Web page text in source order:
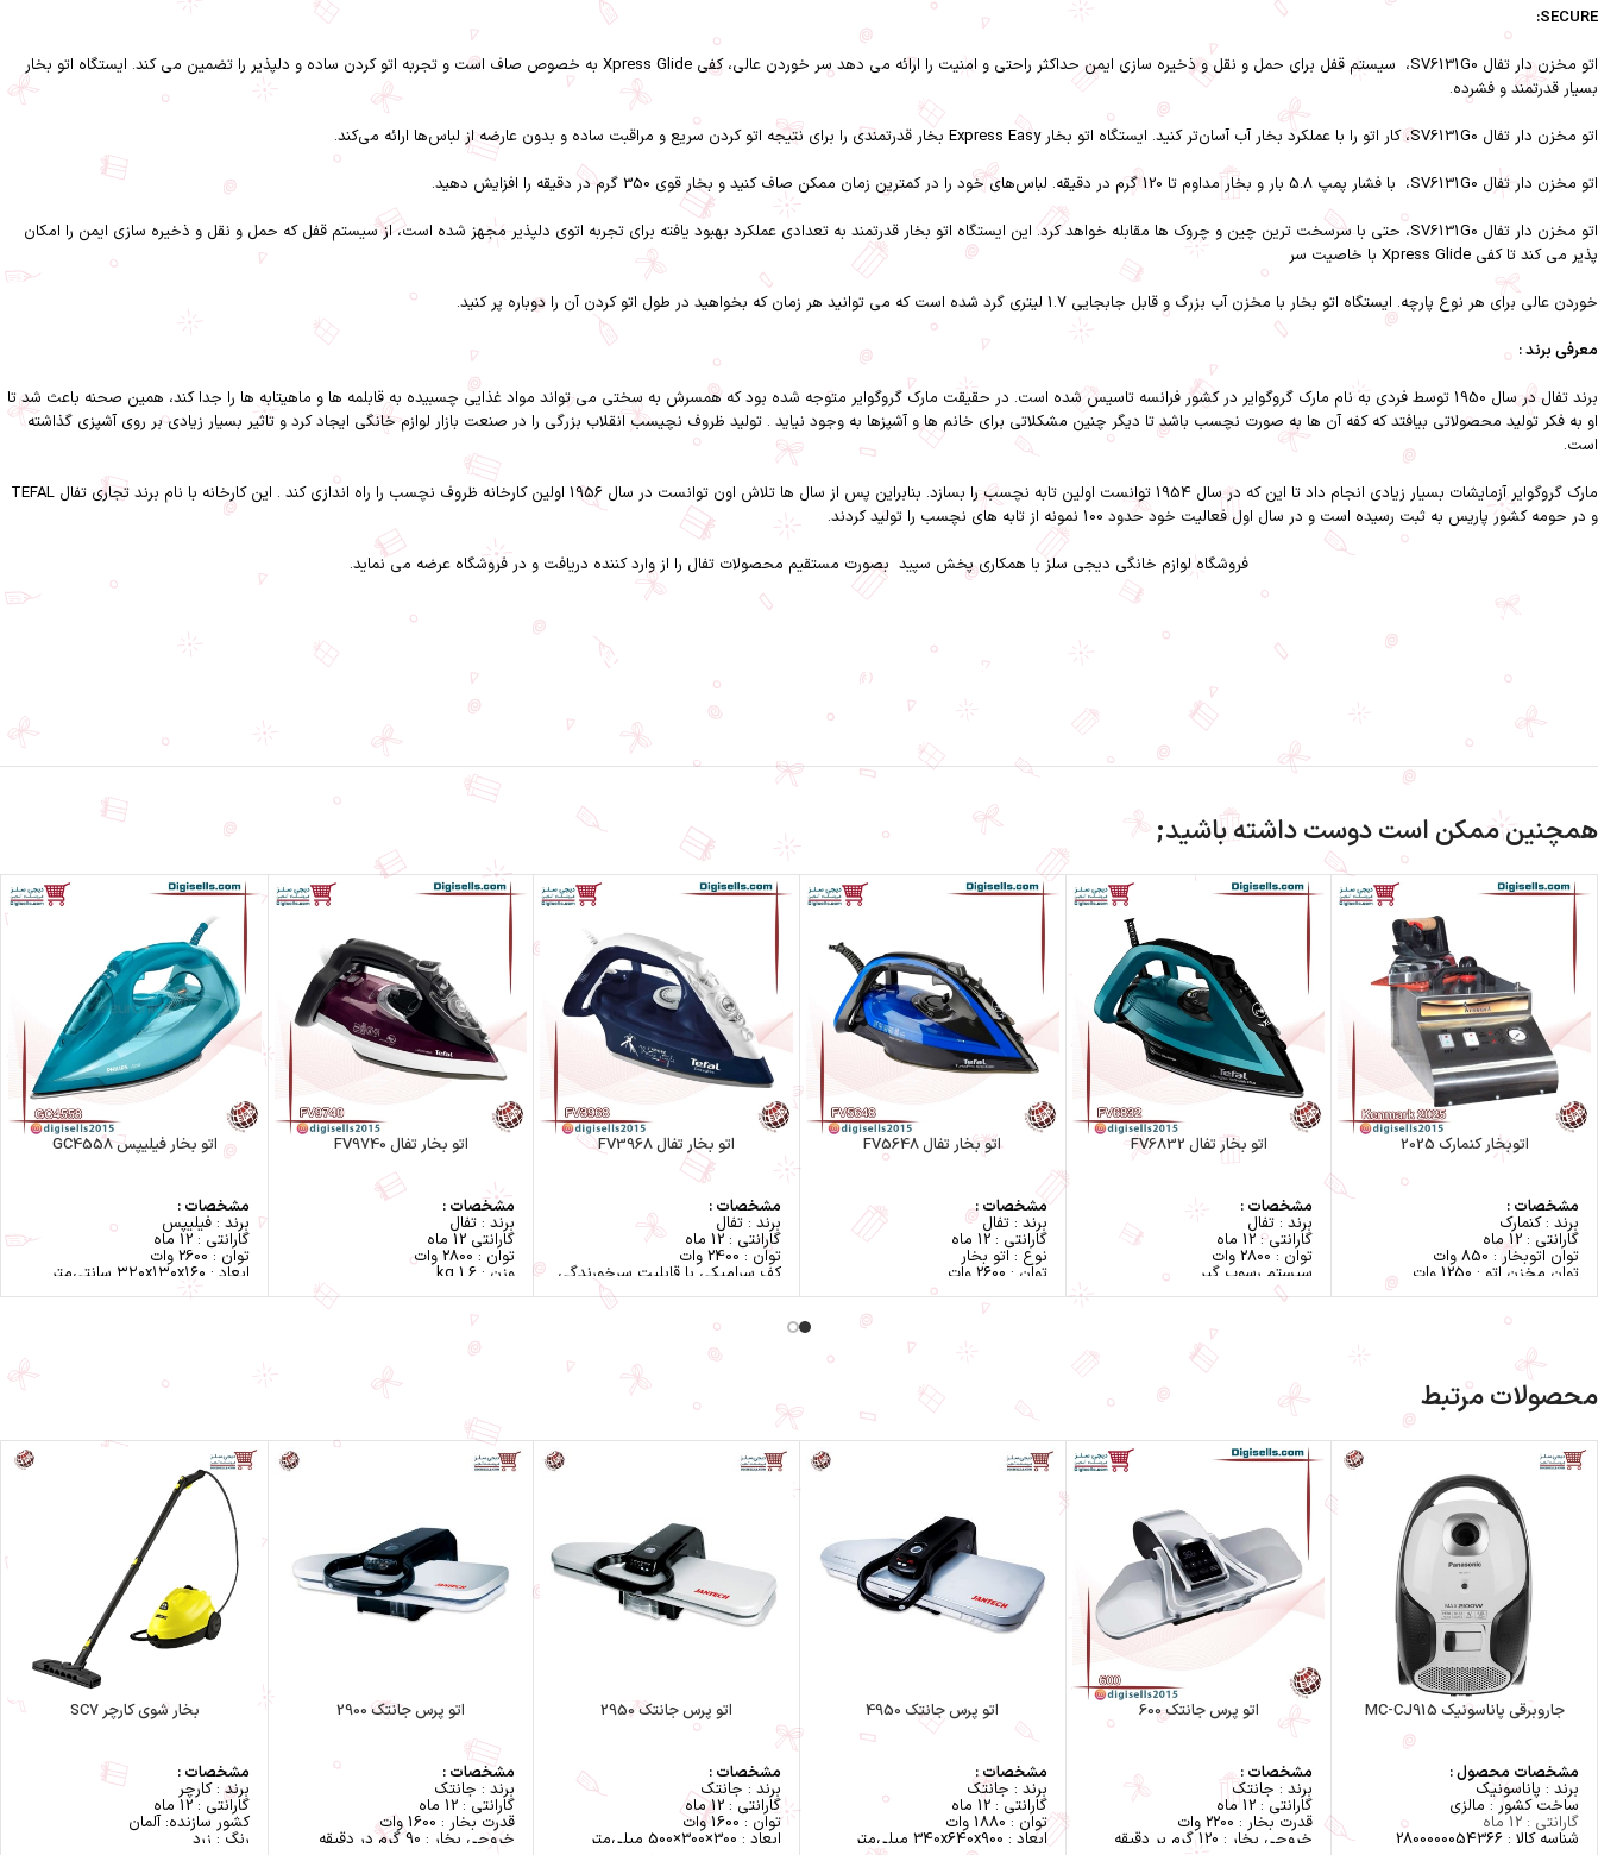
SECURE:
اتو مخزن دار تفال SV6131G0، سیستم قفل برای حمل و نقل و ذخیره سازی ایمن حداکثر راحتی و امنیت را ارائه می دهد سر خوردن عالی، کفی Xpress Glide به خصوص صاف است و تجربه اتو کردن ساده و دلپذیر را تضمین می کند. ایستگاه اتو بخار
بسیار قدرتمند و فشرده.
اتو مخزن دار تفال SV6131G0، کار اتو را با عملکرد بخار آب آسان‌تر کنید. ایستگاه اتو بخار Express Easy بخار قدرتمندی را برای نتیجه اتو کردن سریع و مراقبت ساده و بدون عارضه از لباس‌ها ارائه می‌کند.
اتو مخزن دار تفال SV6131G0، با فشار پمپ 5.8 بار و بخار مداوم تا 120 گرم در دقیقه. لباس‌های خود را در کمترین زمان ممکن صاف کنید و بخار قوی 350 گرم در دقیقه را افزایش دهید.
اتو مخزن دار تفال SV6131G0، حتی با سرسخت ترین چین و چروک ها مقابله خواهد کرد. این ایستگاه اتو بخار قدرتمند به تعدادی عملکرد بهبود یافته برای تجربه اتوی دلپذیر مجهز شده است، از سیستم قفل که حمل و نقل و ذخیره سازی ایمن را امکان
پذیر می کند تا کفی Xpress Glide با خاصیت سر
خوردن عالی برای هر نوع پارچه. ایستگاه اتو بخار با مخزن آب بزرگ و قابل جابجایی 1.7 لیتری گرد شده است که می توانید هر زمان که بخواهید در طول اتو کردن آن را دوباره پر کنید.
معرفی برند :
برند تفال در سال 1950 توسط فردی به نام مارک گروگوایر در کشور فرانسه تاسیس شده است. در حقیقت مارک گروگوایر متوجه شده بود که همسرش به سختی می تواند مواد غذایی چسبیده به قابلمه ها و ماهیتابه ها را جدا کند، همین صحنه باعث شد تا
او به فکر تولید محصولاتی بیافتد که کفه آن ها به صورت نچسب باشد تا دیگر چنین مشکلاتی برای خانم ها و آشپزها به وجود نیاید . تولید ظروف نچیسب انقلاب بزرگی را در صنعت بازار لوازم خانگی ایجاد کرد و تاثیر بسیار زیادی بر روی آشپزی گذاشته
است.
مارک گروگوایر آزمایشات بسیار زیادی انجام داد تا این که در سال 1954 توانست اولین تابه نچسب را بسازد. بنابراین پس از سال ها تلاش اون توانست در سال 1956 اولین کارخانه ظروف نچسب را راه اندازی کند . این کارخانه با نام برند تجاری تفال TEFAL
و در حومه کشور پاریس به ثبت رسیده است و در سال اول فعالیت خود حدود 100 نمونه از تابه های نچسب را تولید کردند.
فروشگاه لوازم خانگی دیجی سلز با همکاریپخش سپید بصورت مستقیم محصولات تفال را از وارد کننده دریافت و در فروشگاه عرضه می نماید.
اتو مخزن دار تفال SV6131G0-اتو مخزن دار تفال SV6131G0 دیجی سلز-دیجی سلز-لوازم خانگی-تفال-اتو بخار-اتو-اتو مخزن دار تفال-اتو مخزن دار-نظافت و شستشو
اتو مخزن دار تفال مدل SV6131G0
همچنین ممکن است دوست داشته باشید;
اتوبخار کنمارک 2025
مشخصات :
برند : کنمارک
گارانتی : 12 ماه
توان اتوبخار : 850 وات
توان مخزن اتو : 1250 وات
بدنه تمام استیل مات
دارای درجه نمایش فشار بخار
اتو بخار تفال FV6832
مشخصات :
برند : تفال
گارانتی : 12 ماه
توان : 2800 وات
سیستم رسوب گیر
کف سرامیک new
سال ساخت 2021
بخار متغير : تا 50 گرم در دقيقه
کنترل خودکار بخار
عملکرد برای اتوکشی پوشاک جین
سيستم ضد رسوب دوگانه
سيستم ضد چكه
مكانيزم خود تميزشونده
خاموش کننده خودکار
کیفیت فوق العاده بالا
اتو بخار تفال FV5648
مشخصات :
برند : تفال
گارانتی : 12 ماه
نوع : اتو بخار
توان : 2600 وات
رنگ : آبی
ظرفیت مخزن آب : 300 میلی لیتر
بخاردهي پيوسته : 50 گرم در دقیقه
بخاردهي لحظه اي : 220 گرم در
دقيقه
سایر مشخصات :
دارای دارای حالت Eco
امکان بخاردهی عمودی
مجهز به سیستم ضد چکه
مجهز به سیستم ضد رسوب
امکان تنظیم میزان بخاردهی
مجهز به سیستم قطع خودکار
مجهز به مخزن آب / اسپری آب
دارای خاموش شدن خودکار بعد از
دارای کفی سرامیکی هوشمند
اتو بخار تفال FV3968
مشخصات :
برند : تفال
گارانتی : 12 ماه
توان : 2400 وات
كف سراميكى با قابليت سرخورندگى
بخار متغير : 0 تا 40 گرم در دقيقه
بخار عمودى/ اسپرى
مكانيزم خود تميزشونده
سيستم حركتى سيم برق دستگاه
دارای سیستم صرفه جویی در
مصرف برق
کیفیت ساخت عالی
سیستم ضد چکه
اتو بخار تفال FV9740
مشخصات :
برند : تفال
گارانتی 12 ماه
توان : 2800 وات
وزن : 1.6 kg
جنس کفه : سرامیک دریلیوم
طول سیم : 3 متر
رسوب گیر جدا : دارد
قابلیت اتوکشی مداوم : دارد
بخاردهی عمودی : دارد
سیستم ضد چکه : دارد
اتو بخار فیلیپس GC4558
مشخصات :
برند : فیلیپس
گارانتی : 12 ماه
توان : 2600 وات
ابعاد : ۳۲۰x۱۳۰x۱۶۰ سانتی‌متر
مخزن دستگاه : مخزن رسوب
سیستم ایمنی : سیستم قطع خودکار
بخاردهی عمودی
بخاردهی لحظه ای : ۲۳۰ گرم
بخاردهی پیوسته : ۵۰ گرم
طول کابل : ۲ متر
امکانات و قابلیت‌ها :
سری Azur دارای دریچه جهت خارج
سازی رسوب در سوراخ های کفی
مخزن نگهداری رسوب
رسوب‌زدایی سریع
Blue)
محصولات مرتبط
جاروبرقی پاناسونیک MC-CJ915
مشخصات محصول :
برند : پاناسونیک
ساخت کشور : مالزی
گارانتی : 12 ماه
شناسه کالا : 2800000054366
اتو پرس جانتک 600
مشخصات :
برند : جانتک
گارانتی : 12 ماه
قدرت بخار : 2200 وات
خروجی بخار : 120 گرم بر دقیقه
اتو پرس جانتک 4950
مشخصات :
برند : جانتک
گارانتی : 12 ماه
توان : 1880 وات
ابعاد : 340x640x900 میلی‌متر
اتو پرس جانتک 2950
مشخصات :
برند : جانتک
گارانتی : 12 ماه
توان : 1600 وات
ابعاد : 300×300×500 میلی‌متر
اتو پرس جانتک 2900
مشخصات :
برند : جانتک
گارانتی : 12 ماه
قدرت بخار : 1600 وات
خروجی بخار : 90 گرم در دقیقه
بخار شوی کارچر SC7
مشخصات :
برند : کارچر
گارانتی : 12 ماه
کشور سازنده: آلمان
رنگ : زرد